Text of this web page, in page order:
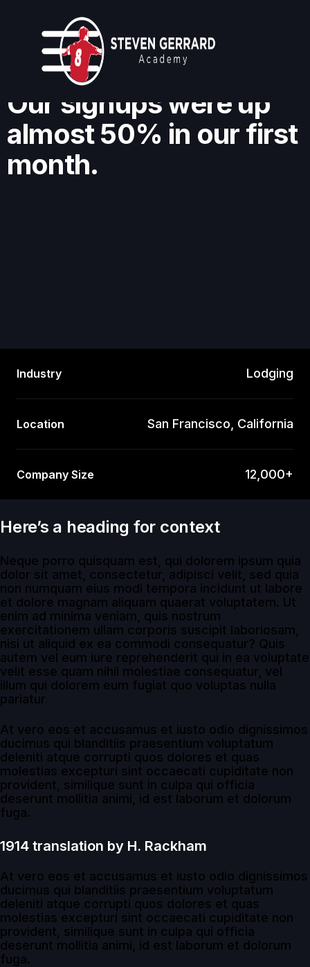
Our signups were up
almost 50% in our first
month.
Industry Lodging
Location San Francisco, California
Company Size 12,000+
Here’s a heading for context
Neque porro quisquam est, qui dolorem ipsum quia
dolor sit amet, consectetur, adipisci velit, sed quia
non numquam eius modi tempora incidunt ut labore
et dolore magnam aliquam quaerat voluptatem. Ut
enim ad minima veniam, quis nostrum
exercitationem ullam corporis suscipit laboriosam,
nisi ut aliquid ex ea commodi consequatur? Quis
autem vel eum iure reprehenderit qui in ea voluptate
velit esse quam nihil molestiae consequatur, vel
illum qui dolorem eum fugiat quo voluptas nulla
pariatur
At vero eos et accusamus et iusto odio dignissimos
ducimus qui blanditiis praesentium voluptatum
deleniti atque corrupti quos dolores et quas
molestias excepturi sint occaecati cupiditate non
provident, similique sunt in culpa qui officia
deserunt mollitia animi, id est laborum et dolorum
fuga.
1914 translation by H. Rackham
At vero eos et accusamus et iusto odio dignissimos
ducimus qui blanditiis praesentium voluptatum
deleniti atque corrupti quos dolores et quas
molestias excepturi sint occaecati cupiditate non
provident, similique sunt in culpa qui officia
deserunt mollitia animi, id est laborum et dolorum
fuga.